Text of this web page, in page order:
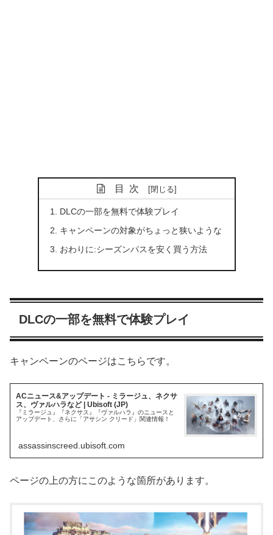
目次
DLCの一部を無料で体験プレイ
キャンペーンの対象がちょっと狭いような
おわりに:シーズンパスを安く買う方法
DLCの一部を無料で体験プレイ
キャンペーンのページはこちらです。
ACニュース&アップデート - ミラージュ、ネクサ
ス、ヴァルハラなど | Ubisoft (JP)
『ミラージュ』『ネクサス』『ヴァルハラ』のニュースと
アップデート、さらに「アサシン クリード」関連情報！
assassinscreed.ubisoft.com
ページの上の方にこのような箇所があります。